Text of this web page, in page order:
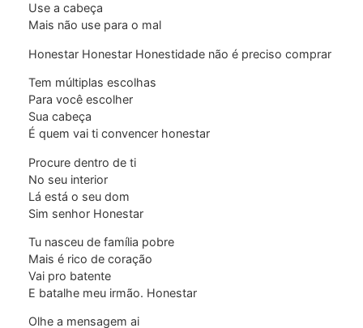
Use a cabeça
Mais não use para o mal
Honestar Honestar Honestidade não é preciso comprar
Tem múltiplas escolhas
Para você escolher
Sua cabeça
É quem vai ti convencer honestar
Procure dentro de ti
No seu interior
Lá está o seu dom
Sim senhor Honestar
Tu nasceu de família pobre
Mais é rico de coração
Vai pro batente
E batalhe meu irmão. Honestar
Olhe a mensagem ai